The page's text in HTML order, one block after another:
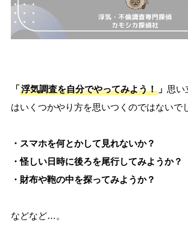
「浮気調査を自分でやってみよう！」 思い
はいくつかやり方を思いつくのではないで
・スマホを何とかして見れないか？
・怪しい日時に後ろを尾行してみようか？
・財布や鞄の中を探ってみようか？
などなど…。